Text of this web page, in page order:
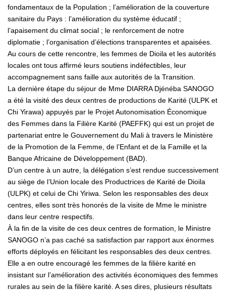
fondamentaux de la Population ; l’amélioration de la couverture
sanitaire du Pays : l’amélioration du système éducatif ;
l’apaisement du climat social ; le renforcement de notre
diplomatie ; l’organisation d’élections transparentes et apaisées.
Au cours de cette rencontre, les femmes de Dioila et les autorités
locales ont tous affirmé leurs soutiens indéfectibles, leur
accompagnement sans faille aux autorités de la Transition.
La dernière étape du séjour de Mme DIARRA Djénéba SANOGO
a été la visité des deux centres de productions de Karité (ULPK et
Chi Yirawa) appuyés par le Projet Autonomisation Économique
des Femmes dans la Filière Karité (PAEFFK) qui est un projet de
partenariat entre le Gouvernement du Mali à travers le Ministère
de la Promotion de la Femme, de l’Enfant et de la Famille et la
Banque Africaine de Développement (BAD).
D’un centre à un autre, la délégation s’est rendue successivement
au siège de l’Union locale des Productrices de Karité de Dioila
(ULPK) et celui de Chi Yiriwa. Selon les responsables des deux
centres, elles sont très honorés de la visite de Mme le ministre
dans leur centre respectifs.
À la fin de la visite de ces deux centres de formation, le Ministre
SANOGO n’a pas caché sa satisfaction par rapport aux énormes
efforts déployés en félicitant les responsables des deux centres.
Elle a en outre encouragé les femmes de la filière karité en
insistant sur l’amélioration des activités économiques des femmes
rurales au sein de la filière karité. A ses dires, plusieurs résultats